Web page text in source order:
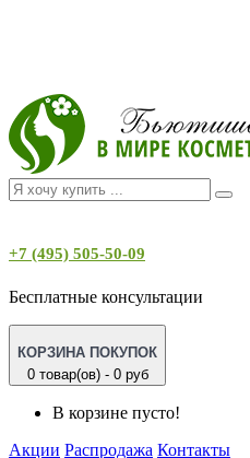
+7 (495) 505-50-09
Бесплатные консультации
КОРЗИНА ПОКУПОК
0 товар(ов) - 0 руб
В корзине пусто!
Акции Распродажа Контакты